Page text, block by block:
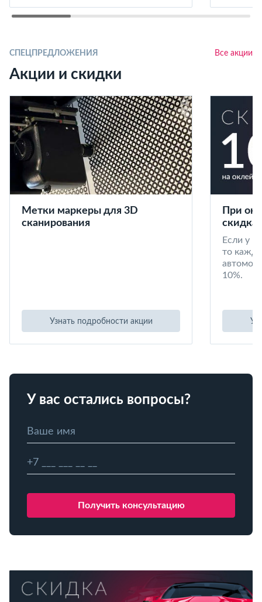
СПЕЦПРЕДЛОЖЕНИЯ Все акции
Акции и скидки
Метки маркеры для 3D
сканирования
Узнать подробности акции
При
скидка
Если у
то
10%.
У вас остались вопросы?